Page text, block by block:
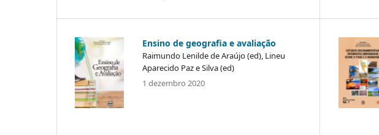
Ensino de geografia e avaliação
Raimundo Lenilde de Araújo (ed), Lineu
Aparecido Paz e Silva (ed)
1 dezembro 2020